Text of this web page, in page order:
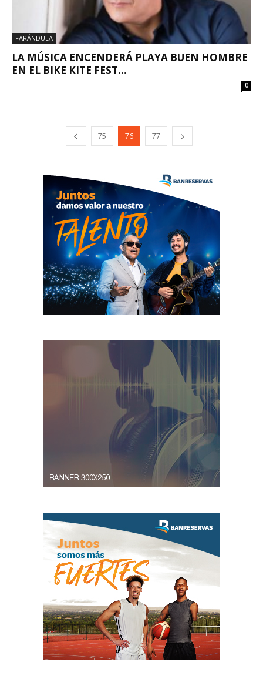
FARÁNDULA
LA MÚSICA ENCENDERÁ PLAYA BUEN HOMBRE
EN EL BIKE KITE FEST...
- 0
75 76 77